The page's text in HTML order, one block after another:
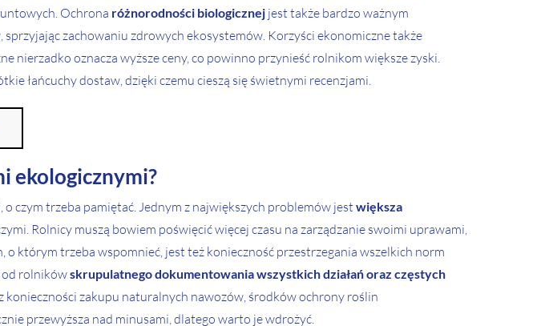
Ochrona różnorodności biologicznej jest także bardzo ważnym
zachowaniu zdrowych ekosystemów. Korzyści ekonomiczne także
nierzadko oznacza wyższe ceny, co powinno przynieść rolnikom większe zyski.
łańcuchy dostaw, dzięki czemu cieszą się świetnymi recenzjami.
ekologicznymi?
czym trzeba pamiętać. Jednym z największych problemów jest większa
Rolnicy muszą bowiem poświęcić więcej czasu na zarządzanie swoimi uprawami,
którym trzeba wspomnieć, jest też konieczność przestrzegania wszelkich norm
od rolnikówskrupulatnego dokumentowania wszystkich działań oraz częstych
konieczności zakupu naturalnych nawozów, środków ochrony roślin
przewyższa nad minusami, dlatego warto je wdrożyć.